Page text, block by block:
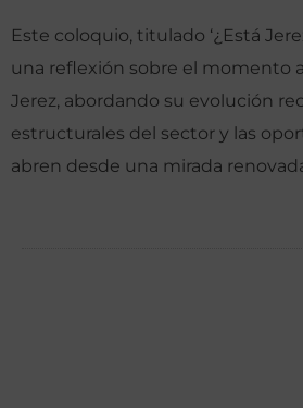
Este coloquio, titulado ‘¿Está
una reflexión sobre el momento
Jerez, abordando su evolución
estructurales del sector y las
abren desde una mirada